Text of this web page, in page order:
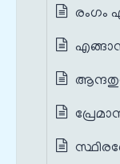
രംഗം